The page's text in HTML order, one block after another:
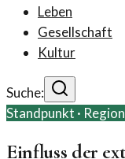
Leben
Gesellschaft
Kultur
Suche:
Standpunkt ·
Einfluss der